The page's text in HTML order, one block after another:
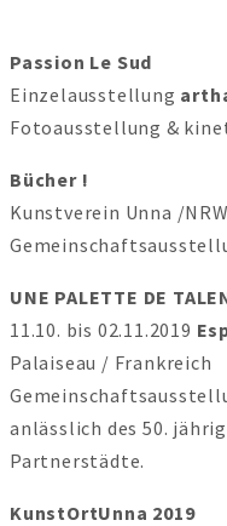
Passion Le Sud
Einzelausstellung
Fotoausstellung &
Bücher !
Kunstverein Unna /NRW
UNE PALETTE DE
11.10. bis 02.11.2019
Palaiseau / Frankreich
anlässlich des 50.
Partnerstädte.
KunstOrtUnna 2019